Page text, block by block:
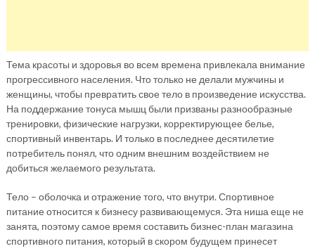
Тема красоты и здоровья во всем времена привлекала внимание
прогрессивного населения. Что только не делали мужчины и
женщины, чтобы превратить свое тело в произведение искусства.
На поддержание тонуса мышц были призваны разнообразные
тренировки, физические нагрузки, корректирующее белье,
спортивный инвентарь. И только в последнее десятилетие
потребитель понял, что одним внешним воздействием не
добиться желаемого результата.
Тело – оболочка и отражение того, что внутри. Спортивное
питание относится к бизнесу развивающемуся. Эта ниша еще не
занята, поэтому самое время составить бизнес-план магазина
спортивного питания, который в скором будущем принесет